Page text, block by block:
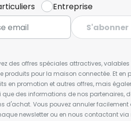
Entreprise
S'abonner
des offres spéciales attractives,
pour la maison connectée. Et en
en promotion et autres offres, mais
des informations de nos partenaires,
Vous pouvez annuler facilement
newsletter ou en nous contactant via